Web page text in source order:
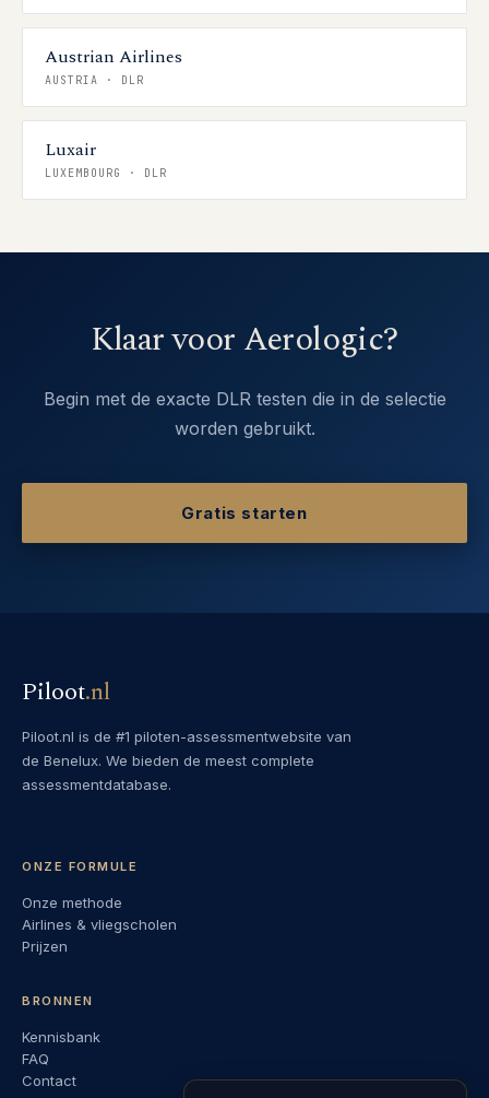
Austrian Airlines
AUSTRIA · DLR
Luxair
LUXEMBOURG · DLR
Klaar voor Aerologic?
Begin met de exacte DLR testen die in de selectie
worden gebruikt.
Gratis starten
Piloot.nl
Piloot.nl is de #1 piloten-assessmentwebsite van
de Benelux. We bieden de meest complete
assessmentdatabase.
ONZE FORMULE
Onze methode
Airlines & vliegscholen
Prijzen
BRONNEN
Kennisbank
FAQ
Contact